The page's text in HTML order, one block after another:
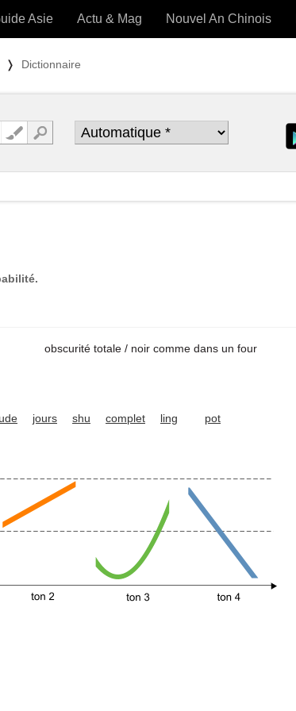
»
Asie Actu & Mag Nouvel An Chinois
❭ Dictionnaire
obscurité totale / noir comme dans un four
jours shu complet ling pot